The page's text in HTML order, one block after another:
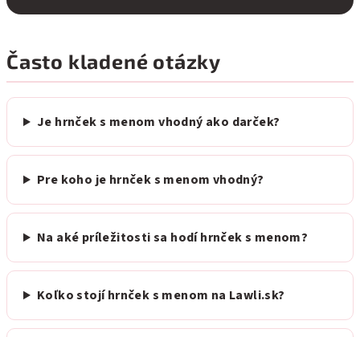
Často kladené otázky
Je hrnček s menom vhodný ako darček?
Pre koho je hrnček s menom vhodný?
Na aké príležitosti sa hodí hrnček s menom?
Koľko stojí hrnček s menom na Lawli.sk?